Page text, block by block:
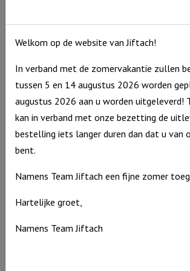
Welkom op de website van Jiftach!
In verband met de zomervakantie zullen
tussen 5 en 14 augustus 2026 worden
augustus 2026 aan u worden uitgeleverd!
kan in verband met onze bezetting de
bestelling iets langer duren dan dat u van
bent.
Namens Team Jiftach een fijne zomer
Hartelijke groet,
Namens Team Jiftach